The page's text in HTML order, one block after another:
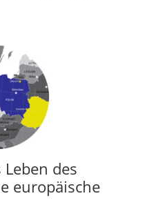
Leben des
europäische